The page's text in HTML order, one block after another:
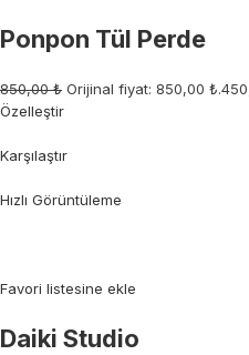
Ponpon Tül Perde
850,00 ₺ Orijinal fiyat: 850,00 ₺.
Özelleştir
Karşılaştır
Hızlı Görüntüleme
Favori listesine ekle
Daiki Studio